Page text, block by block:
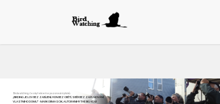
Birdwatching, česky řekneme pozorování ptáků
„BIRDING JE LOV BEZ ZABÍJENÍ, HON BEZ OBĚTÍ, SBĚR BEZ ZAPLŇOVÁNÍ
VLASTNÍHO DOMU“ - MARK OBMASCIK, AUTOR KNIHY THE BIG YEAR